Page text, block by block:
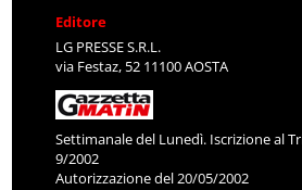
Editore
LG PRESSE S.R.L.
via Festaz, 52 11100 AOSTA
Settimanale del Lunedì. Iscrizione al
9/2002
Autorizzazione del 20/05/2002